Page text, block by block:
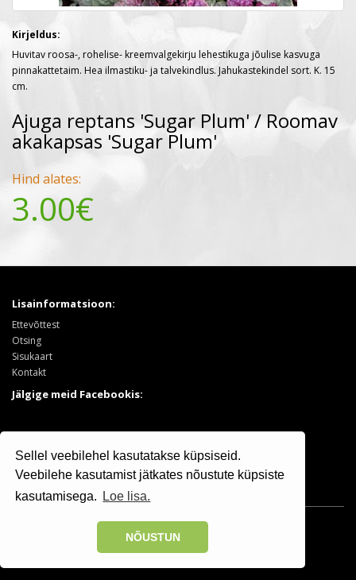
Sellel veebilehel kasutatakse küpsiseid.
Veebilehe kasutamist jätkates nõustute küpsiste
kasutamisega.
Loe lisa.
NÕUSTUN
Kirjeldus:
Huvitav roosa-, rohelise- kreemvalgekirju lehestikuga jõulise kasvuga
pinnakattetaim. Hea ilmastiku- ja talvekindlus. Jahukastekindel sort. K. 15
cm.
Ajuga reptans 'Sugar Plum' / Roomav
akakapsas 'Sugar Plum'
3.00€
Hind alates:
Lisainformatsioon:
Ettevõttest
Otsing
Sisukaart
Kontakt
Jälgige meid Facebookis:
Puukool
Sooduspakkumised
Osaühing Kristiine Puukool © 2025 | +372 506 7799